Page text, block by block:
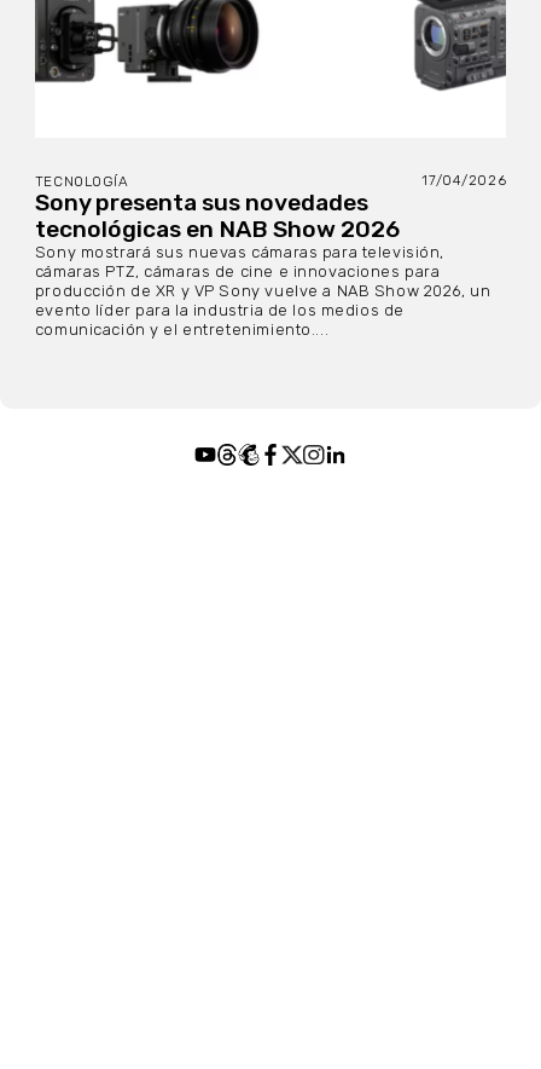
TECNOLOGÍA 17/04/2026
Sony presenta sus novedades
tecnológicas en NAB Show 2026
Sony mostrará sus nuevas cámaras para televisión,
cámaras PTZ, cámaras de cine e innovaciones para
producción de XR y VP Sony vuelve a NAB Show 2026, un
evento líder para la industria de los medios de
comunicación y el entretenimiento....